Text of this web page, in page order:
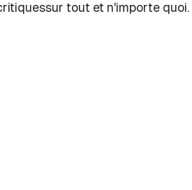
tout et n'importe